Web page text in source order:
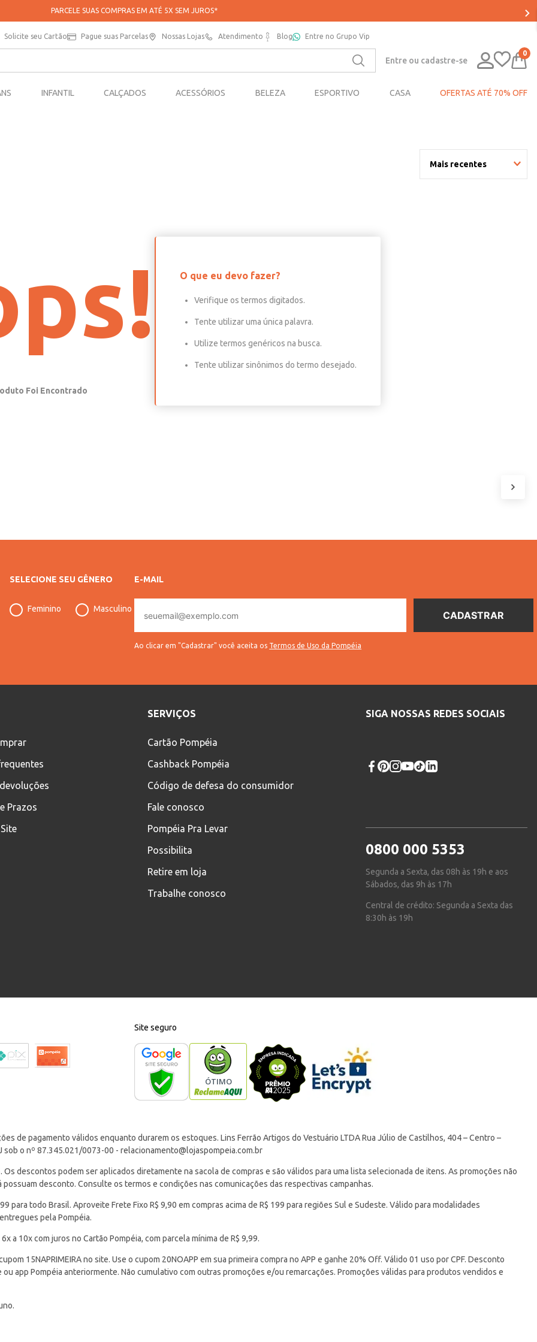
PARCELE SUAS COMPRAS EM ATÉ 5X SEM JUROS*
Solicite seu Cartão Pague suas Parcelas Nossas Lojas Atendimento Blog Entre no Grupo Vip
Entre ou cadastre-se
0
INFANTIL CALÇADOS ACESSÓRIOS BELEZA ESPORTIVO CASA OFERTAS ATÉ 70% OFF
Mais recentes
O que eu devo fazer?
Verifique os termos digitados.
Tente utilizar uma única palavra.
Utilize termos genéricos na busca.
Tente utilizar sinônimos do termo desejado.
SELECIONE SEU GÊNERO
Feminino Masculino
E-MAIL
mail
Ao clicar em "Cadastrar" você aceita os Termos de Uso da Pompéia
Prazos
SERVIÇOS
Cartão Pompéia
Cashback Pompéia
Código de defesa do consumidor
Fale conosco
Pompéia Pra Levar
Possibilita
Retire em loja
Trabalhe conosco
SIGA NOSSAS REDES SOCIAIS
0800 000 5353
Segunda a Sexta, das 08h às 19h e aos
Sábados, das 9h às 17h
Central de crédito: Segunda a Sexta das
8:30h às 19h
Site seguro
de pagamento válidos enquanto durarem os estoques. Lins Ferrão Artigos do Vestuário LTDA Rua Júlio de Castilhos, 404 – Centro –
sob o nº 87.345.021/0073-00 - relacionamento@lojaspompeia.com.br
descontos podem ser aplicados diretamente na sacola de compras e são válidos para uma lista selecionada de itens. As promoções não
desconto. Consulte os termos e condições nas comunicações das respectivas campanhas.
para todo Brasil. Aproveite Frete Fixo R$ 9,90 em compras acima de R$ 199 para regiões Sul e Sudeste. Válido para modalidades
pela Pompéia.
a 10x com juros no Cartão Pompéia, com parcela mínima de R$ 9,99.
15NAPRIMEIRA no site. Use o cupom 20NOAPP em sua primeira compra no APP e ganhe 20% Off. Válido 01 uso por CPF. Desconto
app Pompéia anteriormente. Não cumulativo com outras promoções e/ou remarcações. Promoções válidas para produtos vendidos e